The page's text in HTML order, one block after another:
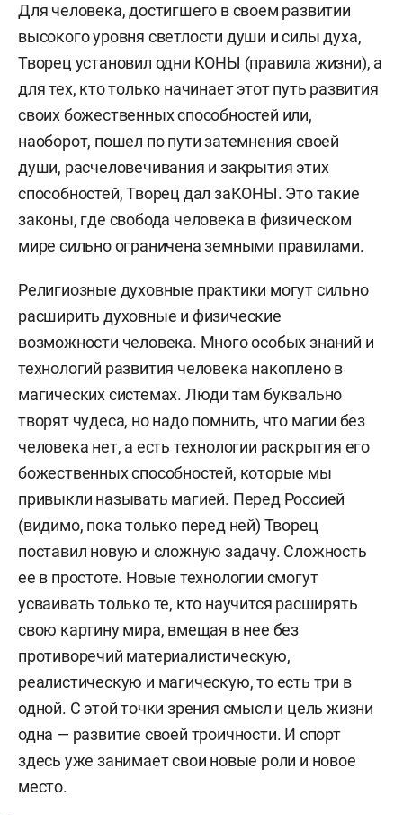
Для человека, достигшего в своем развитии
высокого уровня светлости души и силы духа,
Творец установил одни КОНЫ (правила жизни), а
для тех, кто только начинает этот путь развития
своих божественных способностей или,
наоборот, пошел по пути затемнения своей
души, расчеловечивания и закрытия этих
способностей, Творец дал заКОНЫ. Это такие
законы, где свобода человека в физическом
мире сильно ограничена земными правилами.
Религиозные духовные практики могут сильно
расширить духовные и физические
возможности человека. Много особых знаний и
технологий развития человека накоплено в
магических системах. Люди там буквально
творят чудеса, но надо помнить, что магии без
человека нет, а есть технологии раскрытия его
божественных способностей, которые мы
привыкли называть магией. Перед Россией
(видимо, пока только перед ней) Творец
поставил новую и сложную задачу. Сложность
ее в простоте. Новые технологии смогут
усваивать только те, кто научится расширять
свою картину мира, вмещая в нее без
противоречий материалистическую,
реалистическую и магическую, то есть три в
одной. С этой точки зрения смысл и цель жизни
одна — развитие своей троичности. И спорт
здесь уже занимает свои новые роли и новое
место.